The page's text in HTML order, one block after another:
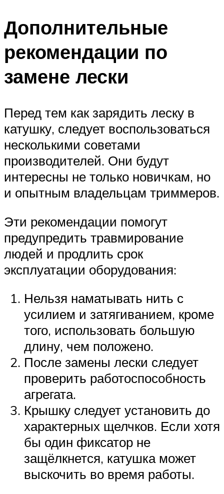
Дополнительные
рекомендации по
замене лески
Перед тем как зарядить леску в
катушку, следует воспользоваться
несколькими советами
производителей. Они будут
интересны не только новичкам, но
и опытным владельцам триммеров.
Эти рекомендации помогут
предупредить травмирование
людей и продлить срок
эксплуатации оборудования:
Нельзя наматывать нить с
усилием и затягиванием, кроме
того, использовать большую
длину, чем положено.
После замены лески следует
проверить работоспособность
агрегата.
Крышку следует установить до
характерных щелчков. Если хотя
бы один фиксатор не
защёлкнется, катушка может
выскочить во время работы.